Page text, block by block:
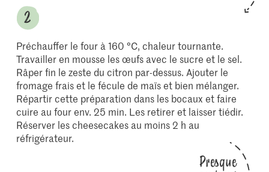
Préchauffer le four à 160 °C, chaleur tournante.
Travailler en mousse les œufs avec le sucre et le sel.
Râper fin le zeste du citron par-dessus. Ajouter le
fromage frais et le fécule de maïs et bien mélanger.
Répartir cette préparation dans les bocaux et faire
cuire au four env. 25 min. Les retirer et laisser tiédir.
Réserver les cheesecakes au moins 2 h au
réfrigérateur.
Presque